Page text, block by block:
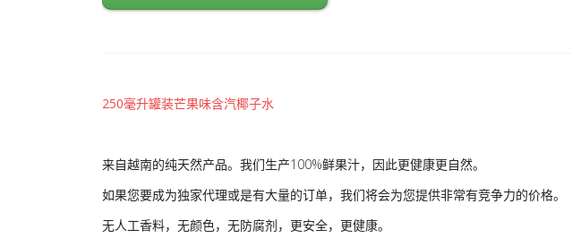
250毫升罐装芒果味含汽椰子水
来自越南的纯天然产品。我们生产100%鲜果汁，因此更健康更自然。
如果您要成为独家代理或是有大量的订单，我们将会为您提供非常有竞争力的价格。
无人工香料，无颜色，无防腐剂，更安全，更健康。